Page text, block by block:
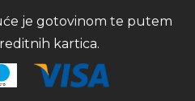
je gotovinom te putem
kartica.